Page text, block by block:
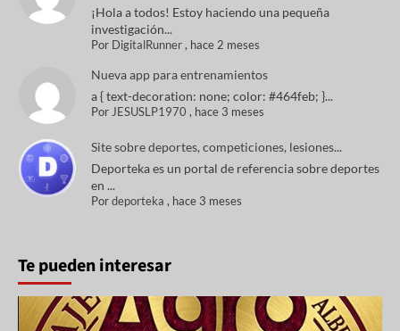
¡Hola a todos! Estoy haciendo una pequeña
investigación...
Por DigitalRunner, hace 2 meses
Nueva app para entrenamientos
a { text-decoration: none; color: #464feb; }...
Por JESUSLP1970 , hace 3 meses
Site sobre deportes, competiciones, lesiones...
Deporteka es un portal de referencia sobre deportes
en ...
Pordeporteka , hace 3 meses
Te pueden interesar